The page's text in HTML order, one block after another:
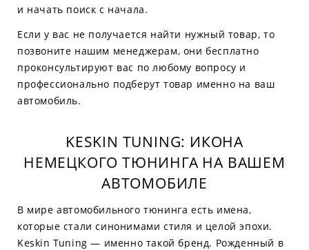
и начать поиск с начала.
Если у вас не получается найти нужный товар, то
позвоните нашим менеджерам, они бесплатно
проконсультируют вас по любому вопросу и
профессионально подберут товар именно на ваш
автомобиль.
KESKIN TUNING: ИКОНА
НЕМЕЦКОГО ТЮНИНГА НА ВАШЕМ
АВТОМОБИЛЕ
В мире автомобильного тюнинга есть имена,
которые стали синонимами стиля и целой эпохи.
Keskin Tuning — именно такой бренд. Рожденный в